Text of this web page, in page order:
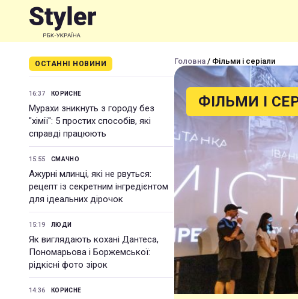
ОСТАННІ НОВИНИ
16:37 КОРИСНЕ
Мурахи зникнуть з городу без
"хімії": 5 простих способів, які
справді працюють
15:55 СМАЧНО
Ажурні млинці, які не рвуться:
рецепт із секретним інгредієнтом
для ідеальних дірочок
15:19 ЛЮДИ
Як виглядають кохані Дантеса,
Пономарьова і Боржемської:
рідкісні фото зірок
14:36 КОРИСНЕ
Головна / Фільми і серіали
ФІЛЬМИ І